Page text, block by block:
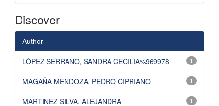
Discover
Author
1
LÓPEZ SERRANO, SANDRA CECILIA%969978
1
MAGAÑA MENDOZA, PEDRO CIPRIANO
1
MARTINEZ SILVA, ALEJANDRA